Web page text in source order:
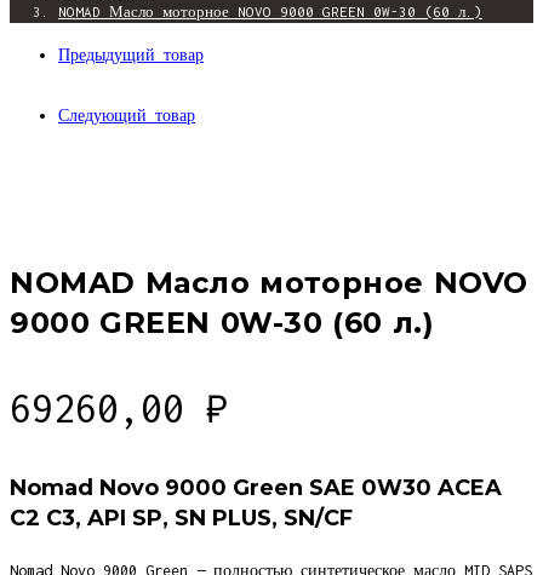
NOMAD Масло моторное NOVO 9000 GREEN 0W-30 (60 л.)
Предыдущий товар
Следующий товар
NOMAD Масло моторное NOVO
9000 GREEN 0W-30 (60 л.)
69260,00 ₽
Nomad Novo 9000 Green SAE 0W30 ACEA
C2 C3, API SP, SN PLUS, SN/CF
Nomad Novo 9000 Green — полностью синтетическое масло MID SAPS